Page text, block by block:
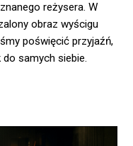
reżysera. W
obraz wyścigu
poświęcić przyjaźń,
samych siebie.